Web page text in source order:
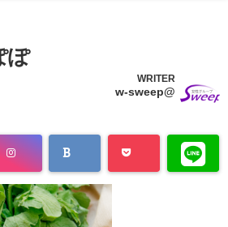
ぽ
WRITER
w-sweep@